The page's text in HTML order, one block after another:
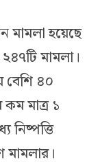
মামলা হয়েছে
মামলা।
বেশি ৪০
মাত্র ১
নিষ্পত্তি
মামলার।